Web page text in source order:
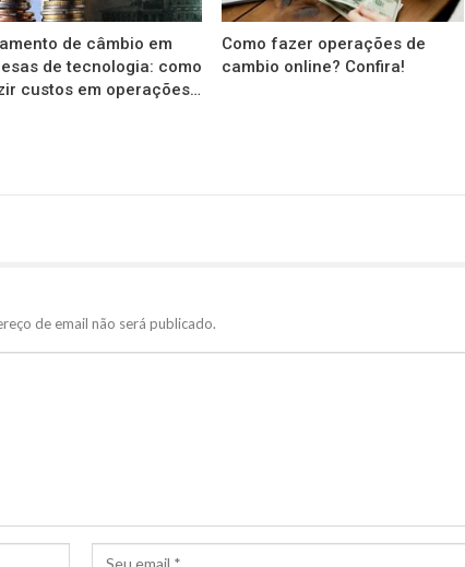
de câmbio em
de tecnologia: como
custos em operações…
Como fazer operações de
cambio online? Confira!
de email não será publicado.